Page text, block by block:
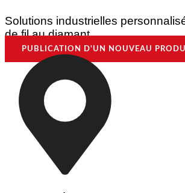
Solutions industrielles
de fil au diamant
PUBLICATION D'UN NOUVEAU